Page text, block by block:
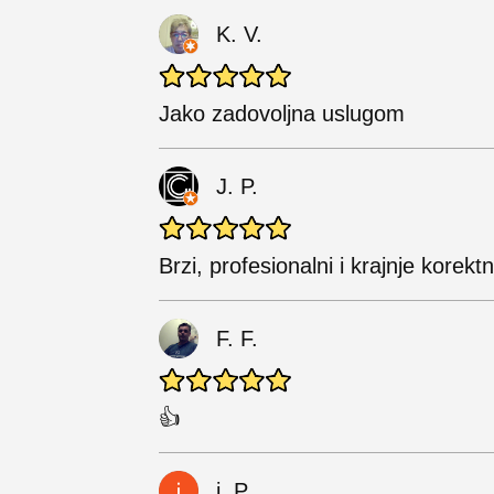
K. V.
Jako zadovoljna uslugom
J. P.
Brzi, profesionalni i krajnje
F. F.
👍